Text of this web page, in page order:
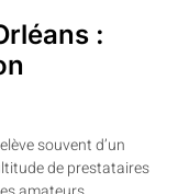
:
souvent d’un
de prestataires